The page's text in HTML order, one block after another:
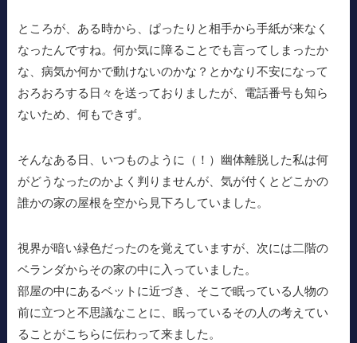
ところが、ある時から、ぱったりと相手から手紙が来なく
なったんですね。何か気に障ることでも言ってしまったか
な、病気か何かで動けないのかな？とかなり不安になって
おろおろする日々を送っておりましたが、電話番号も知ら
ないため、何もできず。
そんなある日、いつものように（！）幽体離脱した私は何
がどうなったのかよく判りませんが、気が付くとどこかの
誰かの家の屋根を空から見下ろしていました。
視界が暗い緑色だったのを覚えていますが、次には二階の
ベランダからその家の中に入っていました。
部屋の中にあるベットに近づき、そこで眠っている人物の
前に立つと不思議なことに、眠っているその人の考えてい
ることがこちらに伝わって来ました。